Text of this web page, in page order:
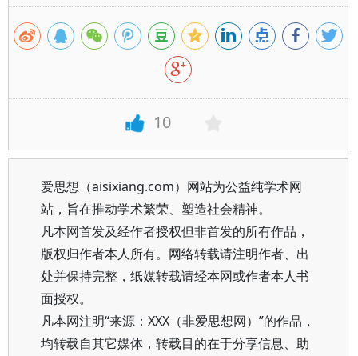
10
爱思想（aisixiang.com）网站为公益纯学术网
站，旨在推动学术繁荣、塑造社会精神。
凡本网首发及经作者授权但非首发的所有作品，
版权归作者本人所有。网络转载请注明作者、出
处并保持完整，纸媒转载请经本网或作者本人书
面授权。
凡本网注明“来源：XXX（非爱思想网）”的作品，
均转载自其它媒体，转载目的在于分享信息、助